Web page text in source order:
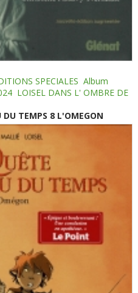
SPECIALES Album
LOISEL DANS L' OMBRE DE
TEMPS 8 L'OMEGON